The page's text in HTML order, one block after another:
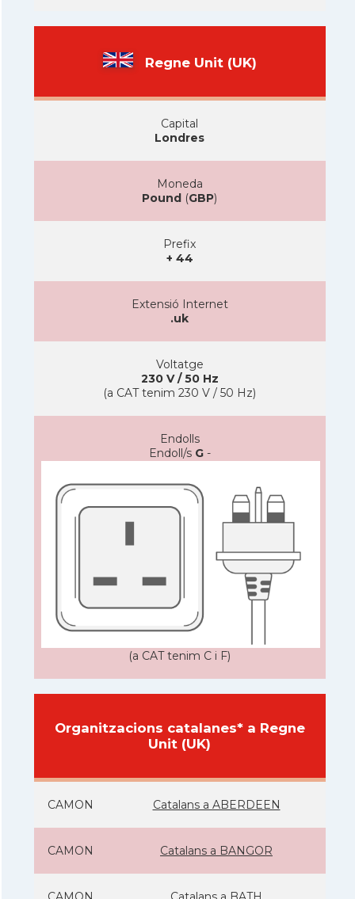
Regne Unit (UK)
Capital
Londres
Moneda
Pound (GBP)
Prefix
+ 44
Extensió Internet
.uk
Voltatge
230 V / 50 Hz
(a CAT tenim 230 V / 50 Hz)
Endolls
Endoll/s G-
(a CAT tenim C i F)
Organitzacions catalanes* a Regne
Unit (UK)
CAMON Catalans a ABERDEEN
CAMON Catalans a BANGOR